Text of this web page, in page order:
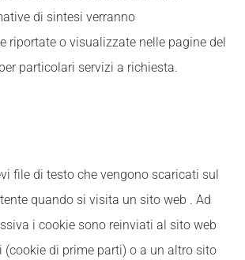
di sintesi verranno
riportate o visualizzate nelle pagine del
particolari servizi a richiesta.
file di testo che vengono scaricati sul
quando si visita un sito web . Ad
i cookie sono reinviati al sito web
(cookie di prime parti) o a un altro sito